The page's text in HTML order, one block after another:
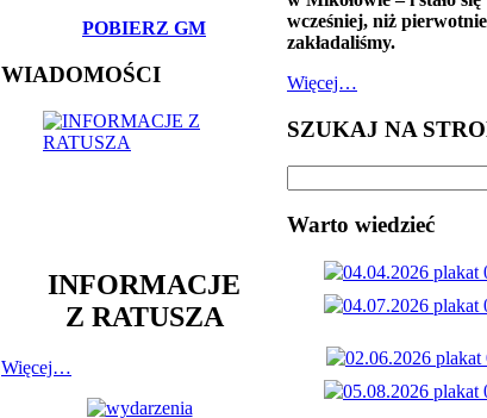
POBIERZ GM
WIADOMOŚCI
INFORMACJE
Z RATUSZA
Więcej…
wcześniej, niż pierwotnie
zakładaliśmy.
Więcej…
SZUKAJ NA
Warto wiedzieć